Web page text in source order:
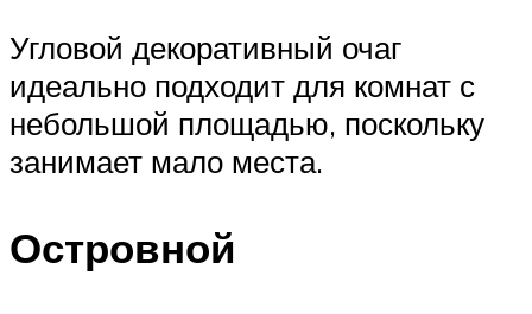
Угловой декоративный очаг
идеально подходит для комнат с
небольшой площадью, поскольку
занимает мало места.
Островной